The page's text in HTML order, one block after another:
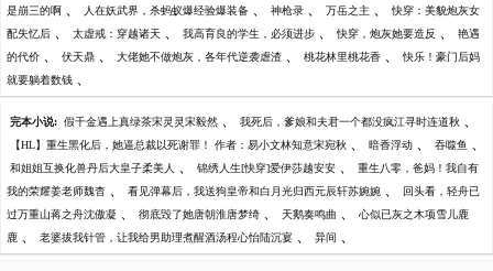
是崩三的啊 、 人在妖武界，杀蚂蚁爆经验爆装备 、 神枪录 、 万岳之主 、 快穿：美貌炮灰女
配失忆后 、 太虚戒：穿越诸天 、 我高育良的学生，必须进步 、 快穿，炮灰她要造反 、 艳遇
的代价 、 伏天鼎 、 大佬她不做炮灰，各年代逆袭虐渣 、 桃花林里桃花香 、 快乐！豪门后妈
就要躺着数钱 、
完本小说: 假千金遇上真绿茶宋灵灵宋毅然 、 我死后，爹娘和夫君一个都没疯江寻时连道秋 、
【HL】重生黑化后，她逼总裁以死谢罪！ 作者：易小文林知意宋宛秋 、 暗香浮动 、 吞噬鱼 、
和姐姐互换化兽丹后大皇子柔美人 、 锦绣人生[快穿]爱伊莎越安安 、 重生八零，爸妈！我自有
我的荣耀姜老师魏杳 、 看见弹幕后，我送狗皇帝和白月光归西元辰轩苏婉婉 、 回头看，轻舟已
过万重山蒋之舟沈傲凝 、 彻底毁了她唐朝淮唐梦绮 、 天鹅奏鸣曲 、 心似已灰之木项雪儿鹿
鹿 、 老婆拔我针管，让我给男助理煮醒酒汤程心怡陆沉宴 、 异间 、